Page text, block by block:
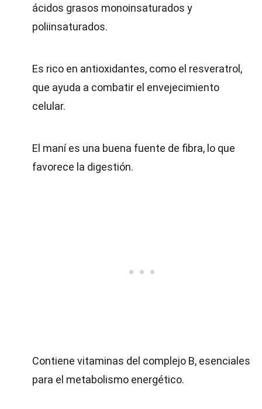
ácidos grasos monoinsaturados y
poliinsaturados.
Es rico en antioxidantes, como el resveratrol,
que ayuda a combatir el envejecimiento
celular.
El maní es una buena fuente de fibra, lo que
favorece la digestión.
Contiene vitaminas del complejo B, esenciales
para el metabolismo energético.